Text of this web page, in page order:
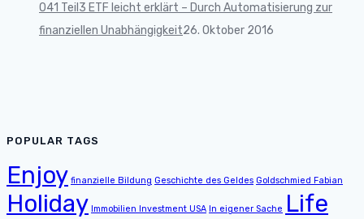
041 Teil3 ETF leicht erklärt – Durch Automatisierung zur
finanziellen Unabhängigkeit26. Oktober 2016
POPULAR TAGS
Enjoy finanzielle Bildung Geschichte des Geldes Goldschmied Fabian
Holiday Immobilien Investment USA In eigener Sache Life